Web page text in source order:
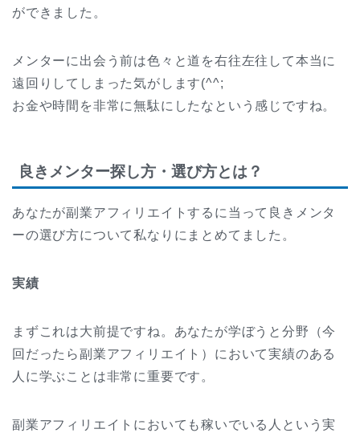
ができました。
メンターに出会う前は色々と道を右往左往して本当に
遠回りしてしまった気がします(^^;
お金や時間を非常に無駄にしたなという感じですね。
良きメンター探し方・選び方とは？
あなたが副業アフィリエイトするに当って良きメンタ
ーの選び方について私なりにまとめてました。
実績
まずこれは大前提ですね。あなたが学ぼうと分野（今
回だったら副業アフィリエイト）において実績のある
人に学ぶことは非常に重要です。
副業アフィリエイトにおいても稼いでいる人という実